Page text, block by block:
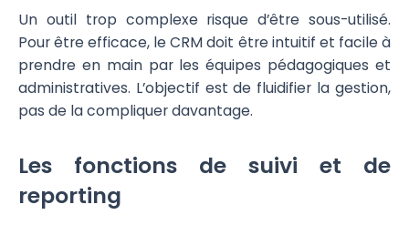
Un outil trop complexe risque d’être sous-utilisé.
Pour être efficace, le CRM doit être intuitif et facile à
prendre en main par les équipes pédagogiques et
administratives. L’objectif est de fluidifier la gestion,
pas de la compliquer davantage.
Les fonctions de suivi et de
reporting